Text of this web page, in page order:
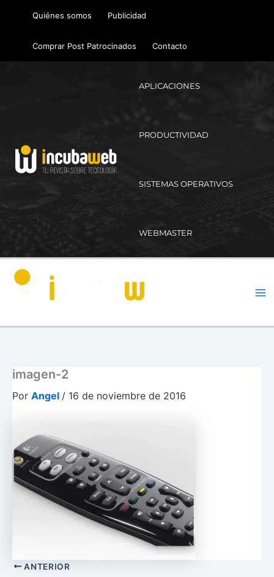
Quiénes somos Publicidad
Comprar Post Patrocinados Contacto
APLICACIONES
PRODUCTIVIDAD
SISTEMAS OPERATIVOS
WEBMASTER
imagen-2
Por Angel / 16 de noviembre de 2016
ANTERIOR